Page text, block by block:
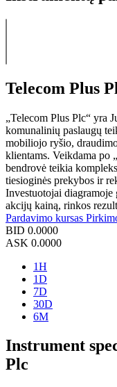
Telecom Plus
„Telecom Plus Plc“ yra
komunalinių paslaugų
mobiliojo ryšio,
klientams. Veikdama po
bendrovė teikia
tiesioginės prekybos ir
Investuotojai diagramoje
akcijų kainą, rinkos
Pardavimo kursas
BID 0.0000
ASK 0.0000
1H
1D
7D
30D
6M
Instrument
Plc